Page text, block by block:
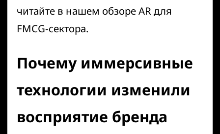
читайте в нашем обзореAR для
FMCG-сектора.
Почему иммерсивные
технологии изменили
восприятие бренда